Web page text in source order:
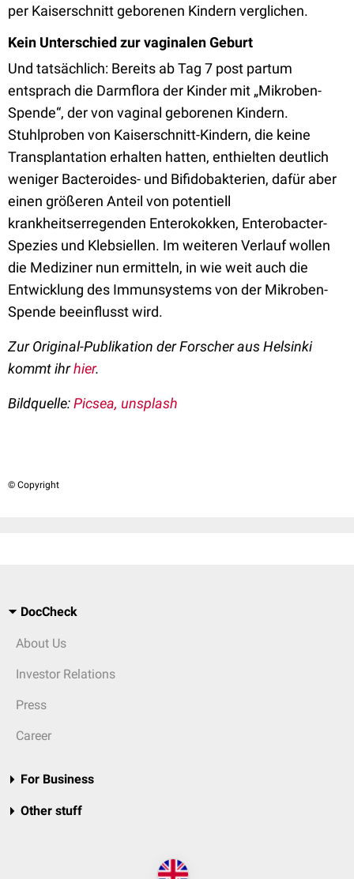
per Kaiserschnitt geborenen Kindern verglichen.
Kein Unterschied zur vaginalen Geburt
Und tatsächlich: Bereits ab Tag 7 post partum
entsprach die Darmflora der Kinder mit „Mikroben-
Spende“, der von vaginal geborenen Kindern.
Stuhlproben von Kaiserschnitt-Kindern, die keine
Transplantation erhalten hatten, enthielten deutlich
weniger Bacteroides- und Bifidobakterien, dafür aber
einen größeren Anteil von potentiell
krankheitserregenden Enterokokken, Enterobacter-
Spezies und Klebsiellen. Im weiteren Verlauf wollen
die Mediziner nun ermitteln, in wie weit auch die
Entwicklung des Immunsystems von der Mikroben-
Spende beeinflusst wird.
Zur Original-Publikation der Forscher aus Helsinki
kommt ihrhier.
Bildquelle:Picsea, unsplash
© Copyright
DocCheck
About Us
Investor Relations
Press
Career
For Business
Other stuff